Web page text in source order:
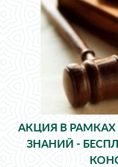
АКЦИЯ В
ЗНАНИЙ -